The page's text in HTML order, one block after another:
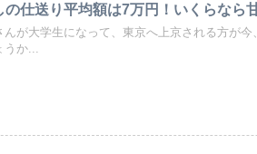
の仕送り平均額は7万円！いくらなら
んが大学生になって、東京へ上京される方が
か...